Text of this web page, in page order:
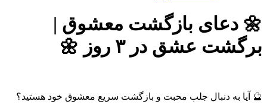
🌼 دعای بازگشت معشوق |
برگشت عشق در ۳ روز 🌼
🔮 آیا به دنبال جلب محبت و بازگشت سریع معشوق خود هستید؟